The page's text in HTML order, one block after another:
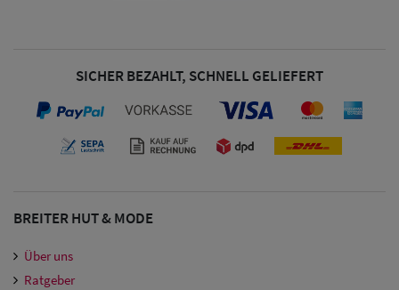
SICHER BEZAHLT, SCHNELL GELIEFERT
BREITER HUT & MODE
Über uns
Ratgeber